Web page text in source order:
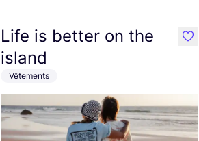
Life is better on the
island
Vêtements
like